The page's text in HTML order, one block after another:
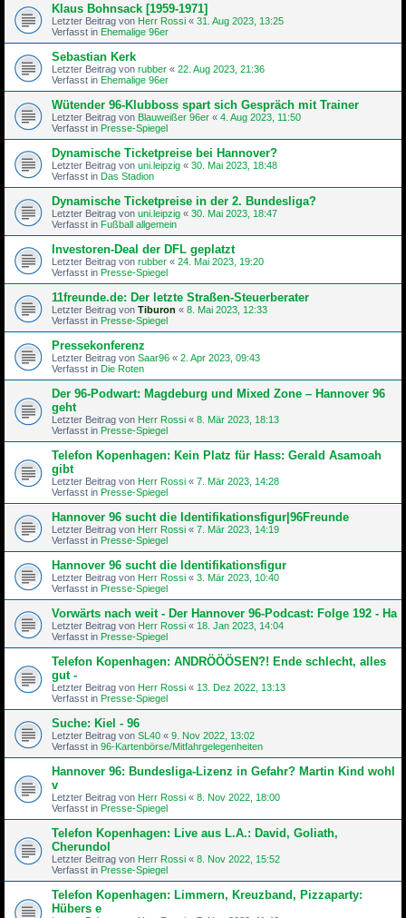
Klaus Bohnsack [1959-1971]
Letzter Beitrag von Herr Rossi « 31. Aug 2023, 13:25
Verfasst in Ehemalige 96er
Sebastian Kerk
Letzter Beitrag von rubber « 22. Aug 2023, 21:36
Verfasst in Ehemalige 96er
Wütender 96-Klubboss spart sich Gespräch mit Trainer
Letzter Beitrag von Blauweißer 96er « 4. Aug 2023, 11:50
Verfasst in Presse-Spiegel
Dynamische Ticketpreise bei Hannover?
Letzter Beitrag von uni.leipzig « 30. Mai 2023, 18:48
Verfasst in Das Stadion
Dynamische Ticketpreise in der 2. Bundesliga?
Letzter Beitrag von uni.leipzig « 30. Mai 2023, 18:47
Verfasst in Fußball allgemein
Investoren-Deal der DFL geplatzt
Letzter Beitrag von rubber « 24. Mai 2023, 19:20
Verfasst in Presse-Spiegel
11freunde.de: Der letzte Straßen-Steu­er­be­rater
Letzter Beitrag von Tiburon « 8. Mai 2023, 12:33
Verfasst in Presse-Spiegel
Pressekonferenz
Letzter Beitrag von Saar96 « 2. Apr 2023, 09:43
Verfasst in Die Roten
Der 96-Podwart: Magdeburg und Mixed Zone – Hannover 96
geht
Letzter Beitrag von Herr Rossi « 8. Mär 2023, 18:13
Verfasst in Presse-Spiegel
Telefon Kopenhagen: Kein Platz für Hass: Gerald Asamoah
gibt
Letzter Beitrag von Herr Rossi « 7. Mär 2023, 14:28
Verfasst in Presse-Spiegel
Hannover 96 sucht die Identifikationsfigur|96Freunde
Letzter Beitrag von Herr Rossi « 7. Mär 2023, 14:19
Verfasst in Presse-Spiegel
Hannover 96 sucht die Identifikationsfigur
Letzter Beitrag von Herr Rossi « 3. Mär 2023, 10:40
Verfasst in Presse-Spiegel
Vorwärts nach weit - Der Hannover 96-Podcast: Folge 192 - Ha
Letzter Beitrag von Herr Rossi « 18. Jan 2023, 14:04
Verfasst in Presse-Spiegel
Telefon Kopenhagen: ANDRÖÖÖSEN?! Ende schlecht, alles
gut -
Letzter Beitrag von Herr Rossi « 13. Dez 2022, 13:13
Verfasst in Presse-Spiegel
Suche: Kiel - 96
Letzter Beitrag von SL40 « 9. Nov 2022, 13:02
Verfasst in 96-Kartenbörse/Mitfahrgelegenheiten
Hannover 96: Bundesliga-Lizenz in Gefahr? Martin Kind wohl
v
Letzter Beitrag von Herr Rossi « 8. Nov 2022, 18:00
Verfasst in Presse-Spiegel
Telefon Kopenhagen: Live aus L.A.: David, Goliath,
Cherundol
Letzter Beitrag von Herr Rossi « 8. Nov 2022, 15:52
Verfasst in Presse-Spiegel
Telefon Kopenhagen: Limmern, Kreuzband, Pizzaparty:
Hübers e